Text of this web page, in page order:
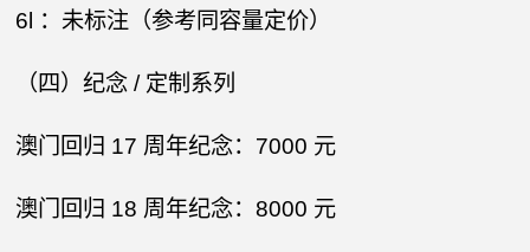
6l ：未标注（参考同容量定价）​
（四）纪念 / 定制系列​
澳门回归 17 周年纪念：7000 元​
澳门回归 18 周年纪念：8000 元​